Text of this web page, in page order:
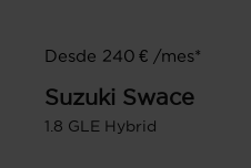
Desde 240 € /mes*
Suzuki Swace
1.8 GLE Hybrid